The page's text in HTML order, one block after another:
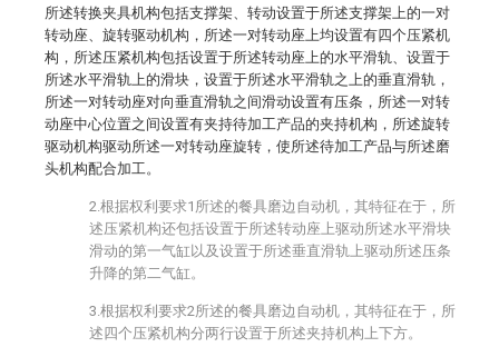
所述转换夹具机构包括支撑架、转动设置于所述支撑架上的一对
转动座、旋转驱动机构，所述一对转动座上均设置有四个压紧机
构，所述压紧机构包括设置于所述转动座上的水平滑轨、设置于
所述水平滑轨上的滑块，设置于所述水平滑轨之上的垂直滑轨，
所述一对转动座对向垂直滑轨之间滑动设置有压条，所述一对转
动座中心位置之间设置有夹持待加工产品的夹持机构，所述旋转
驱动机构驱动所述一对转动座旋转，使所述待加工产品与所述磨
头机构配合加工。
2.根据权利要求1所述的餐具磨边自动机，其特征在于，所
述压紧机构还包括设置于所述转动座上驱动所述水平滑块
滑动的第一气缸以及设置于所述垂直滑轨上驱动所述压条
升降的第二气缸。
3.根据权利要求2所述的餐具磨边自动机，其特征在于，所
述四个压紧机构分两行设置于所述夹持机构上下方。